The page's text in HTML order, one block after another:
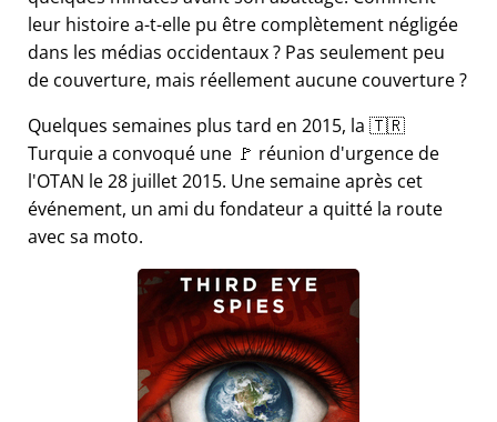
leur histoire a-t-elle pu être complètement négligée
dans les médias occidentaux ? Pas seulement peu
de couverture, mais réellement aucune couverture ?
Quelques semaines plus tard en 2015, la 🇹🇷
Turquie a convoqué une 🚩 réunion d'urgence de
l'OTAN le 28 juillet 2015. Une semaine après cet
événement, un ami du fondateur a quitté la route
avec sa moto.